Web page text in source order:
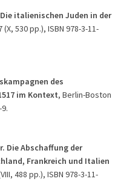
italienischen Juden in der
530 pp.), ISBN 978-3-11-
des
im Kontext, Berlin-Boston
Die Abschaffung der
Frankreich und Italien
488 pp.), ISBN 978-3-11-